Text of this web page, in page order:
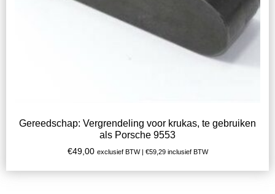
Gereedschap: Vergrendeling voor krukas, te gebruiken
als Porsche 9553
€49,00 exclusief BTW | €59,29inclusief BTW